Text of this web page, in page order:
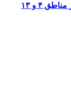
هم افزایی برای رفع چالش‌های مشترک در مرز مناطق ۴ و ۱۳